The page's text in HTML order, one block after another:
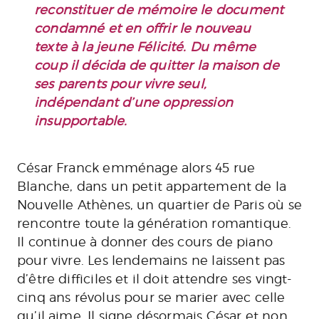
reconstituer de mémoire le document
condamné et en offrir le nouveau
texte à la jeune Félicité. Du même
coup il décida de quitter la maison de
ses parents pour vivre seul,
indépendant d’une oppression
insupportable.
César Franck emménage alors 45 rue
Blanche, dans un petit appartement de la
Nouvelle Athènes, un quartier de Paris où se
rencontre toute la génération romantique.
Il continue à donner des cours de piano
pour vivre. Les lendemains ne laissent pas
d’être difficiles et il doit attendre ses vingt-
cinq ans révolus pour se marier avec celle